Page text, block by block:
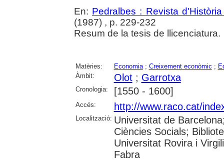
En: Pedralbes : Revista
(1987) , p. 229-232
Resum de la tesis de llicenciatura.
Matèries: Economia; Creixement econòmic ;
Àmbit:
Olot; Garrotxa
Cronologia: [1550 - 1600]
Accés: http://www.raco.cat/
Localització: Universitat de
Ciències Socials;
Universitat Rovira i
Fabra